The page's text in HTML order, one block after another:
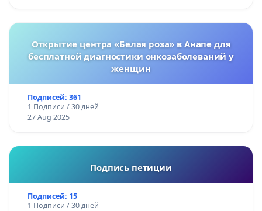
Открытие центра «Белая роза» в Анапе для
бесплатной диагностики онкозаболеваний у
женщин
Подписей: 361
1 Подписи / 30 дней
27 Aug 2025
Подпись петиции
Подписей: 15
1 Подписи / 30 дней